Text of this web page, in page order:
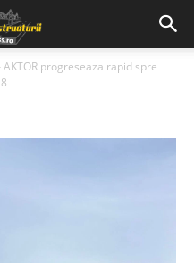
AKTOR progreseaza rapid spre
8